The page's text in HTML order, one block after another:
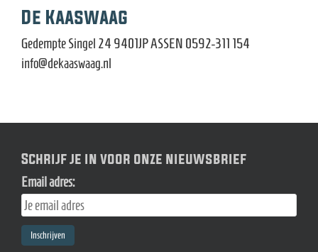
De Kaaswaag
Gedempte Singel 24 9401JP ASSEN 0592-311 154
info@dekaaswaag.nl
Schrijf je in voor onze nieuwsbrief
Email adres: